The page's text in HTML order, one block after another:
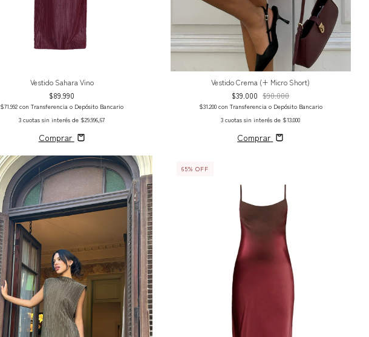
Vestido Sahara Vino
$89.990
$71.992con Transferencia o Depósito Bancario
3 cuotas sin interés de $29.996,67
Comprar
Vestido Crema (+ Micro Short)
$39.000 $90.000
$31.200 con Transferencia o Depósito Bancario
3 cuotas sin interés de $13.000
Comprar
65% OFF